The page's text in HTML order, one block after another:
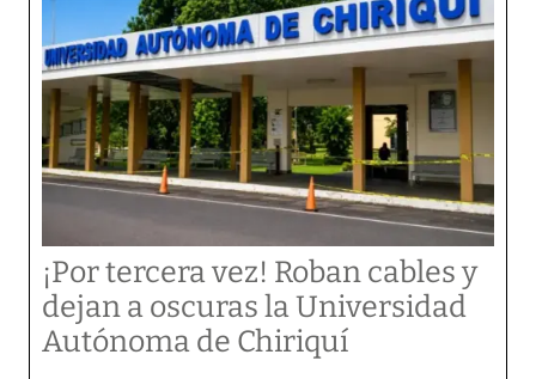
¡Por tercera vez! Roban cables y
dejan a oscuras la Universidad
Autónoma de Chiriquí